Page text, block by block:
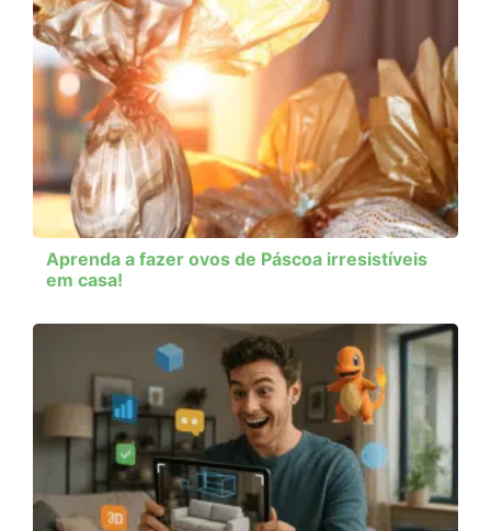
Aprenda a fazer ovos de Páscoa irresistíveis
em casa!